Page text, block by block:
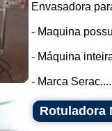
Envasadora
- Maquina
- Máquina
- Marca Serac....
Rotuladora